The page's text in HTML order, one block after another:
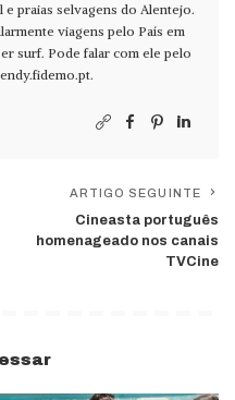
praias selvagens do Alentejo.
viagens pelo País em
surf. Pode falar com ele pelo
.
ARTIGO SEGUINTE
Cineasta português
homenageado nos canais
TVCine